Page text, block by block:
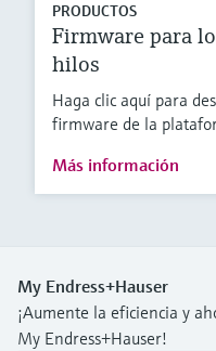
PRODUCTOS
Firmware para
hilos
Haga clic aquí para
firmware de la
Más información
My Endress+Hauser
¡Aumente la eficiencia y
My Endress+Hauser!